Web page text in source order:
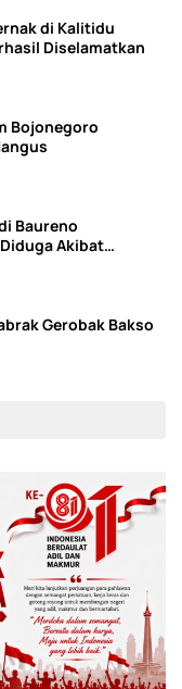
di Kalitidu
Diselamatkan
Bojonegoro
Baureno
Akibat
Gerobak Bakso